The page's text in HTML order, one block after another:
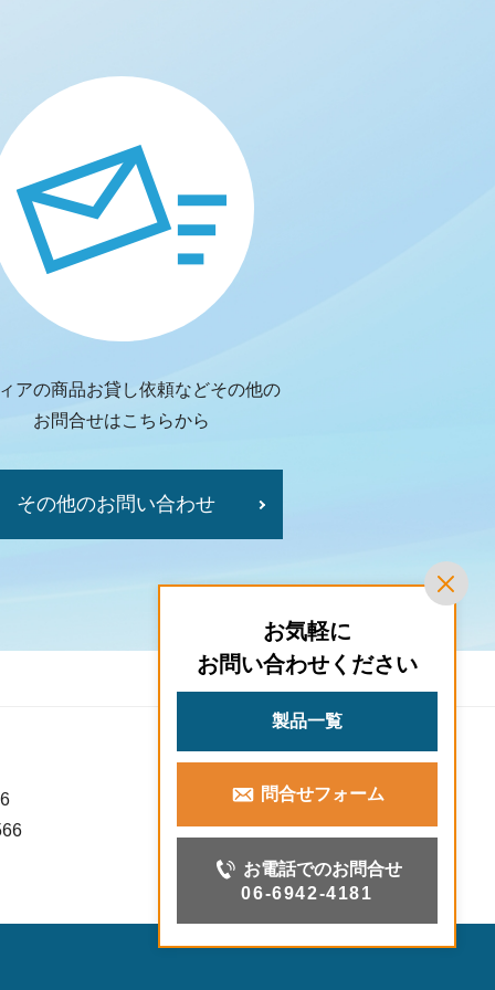
アの商品お貸し依頼などその他の
お問合せはこちらから
その他のお問い合わせ
お気軽に
お問い合わせください
製品一覧
問合せフォーム
お電話でのお問合せ
06-6942-4181